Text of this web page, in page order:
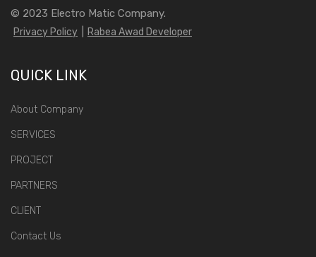
© 2023 Electro Matic Company.
Privacy Policy Rabea Awad Developer
QUICK LINK
About Company
SERVICES
PROJECT
PARTNERS
CLIENT
Contact Us